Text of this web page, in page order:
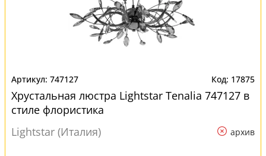
747127 17875
Хрустальная люстра Lightstar Tenalia 747127 в
стиле флористика
Lightstar (Италия)
архив